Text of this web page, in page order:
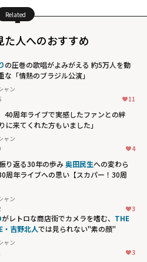
Related
た人へのおすすめ
の圧巻の歌唱がよみがえる 約5万人を動
な「情熱のブラジル公演」
ャン
11
40周年ライブで実感したファンとの絆
に来てくれた方もいました」
ャン
4
り返る30年の歩み奥田民生への変わら
周年ライブへの思い【スカパー！30周
ャン
3
がレトロな商店街でカメラを嗜む、 THE
・吉野北人では見られない"素の顔"
ャン
3